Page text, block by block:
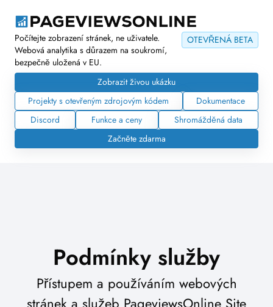
OTEVŘENÁ BETA
Počítejte zobrazení stránek, ne uživatele.
Webová analytika s důrazem na soukromí,
bezpečně uložená v EU.
Zobrazit živou ukázku
Projekty s otevřeným zdrojovým kódem
Dokumentace
Discord
Funkce a ceny
Shromážděná data
Začněte zdarma
Podmínky služby
Přístupem a používáním webových